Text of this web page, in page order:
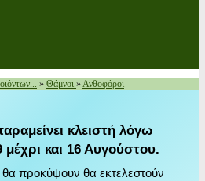
» Θάμνοι »Ανθοφόροι
κλειστή λόγω
και 16 Αυγούστου.
προκύψουν θα εκτελεστούν